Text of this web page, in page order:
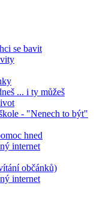
se bavit
... i ty můžeš
- "Nenech to být"
hned
internet
občánků)
internet